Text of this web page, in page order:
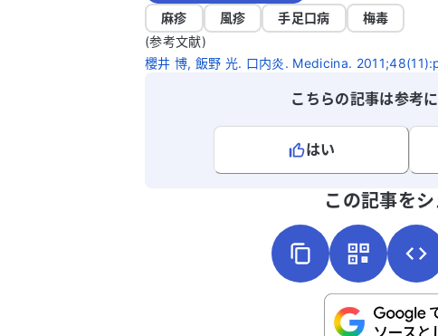
うに対処すれば良いのか、
ただけると助かります。医
いて再度検討していただけ
いたいです。どうかご指
麻疹
風疹 手足口病
梅毒
(参考文献)
櫻井 博, 飯野 光. 口内炎. Medicina.
こちらの記事は参考
はい
こちらは送信専用のフォームです。氏名やご自
この記事を